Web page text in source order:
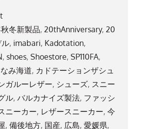
冬新製品,20thAnniversary,20
, imabari, Kadotation,
,shoes,Shoestore,SP110FA,
み海道, カドテーションザシュ
ガルーレザー, シューズ, スニー
ル,バルカナイズ製法, ファッシ
ニーカー, レザースニーカー,今
,備後地方, 国産, 広島,愛媛県,